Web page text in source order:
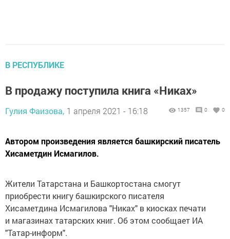
В РЕСПУБЛИКЕ
В продажу поступила книга «Никах»
Гулия Фаизова, 1 апреля 2021 - 16:18 1357 0 0
Автором произведения является башкирский писатель
Хисаметдин Исмагилов.
Жители Татарстана и Башкортостана смогут
приобрести книгу башкирского писателя
Хисаметдина Исмагилова "Никах" в киосках печати
и магазинах татарских книг. Об этом сообщает ИА
"Татар-информ".